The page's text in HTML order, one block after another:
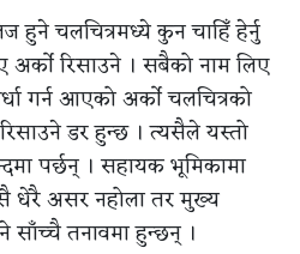
हुने चलचित्रमध्ये कुन चाहिँ हेर्नु
अर्को रिसाउने । सबैको नाम लिए
गर्न आएको अर्को चलचित्रको
रिसाउने डर हुन्छ । त्यसैले यस्तो
पर्छन् । सहायक भूमिकामा
धेरै असर नहोला तर मुख्य
तनावमा हुन्छन् ।